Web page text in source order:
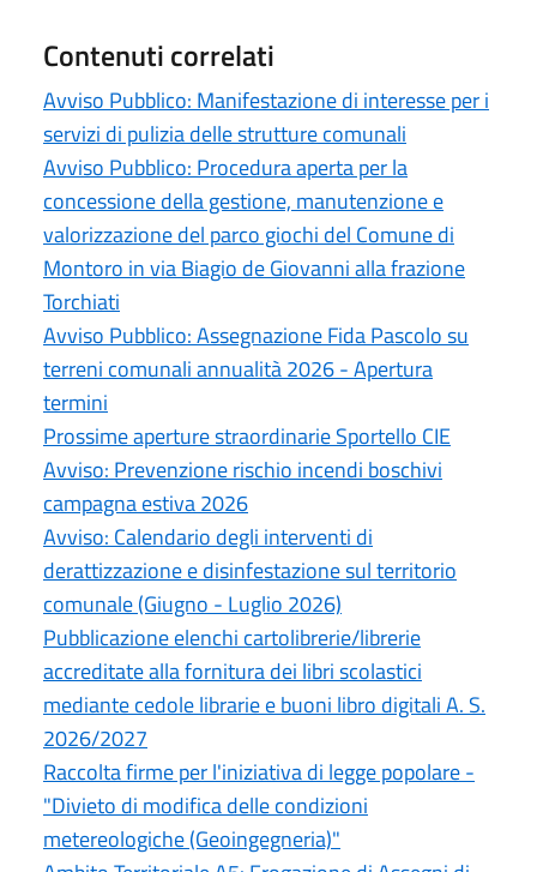
Contenuti correlati
Avviso Pubblico: Manifestazione di interesse per i
servizi di pulizia delle strutture comunali
Avviso Pubblico: Procedura aperta per la
concessione della gestione, manutenzione e
valorizzazione del parco giochi del Comune di
Montoro in via Biagio de Giovanni alla frazione
Torchiati
Avviso Pubblico: Assegnazione Fida Pascolo su
terreni comunali annualità 2026 - Apertura
termini
Prossime aperture straordinarie Sportello CIE
Avviso: Prevenzione rischio incendi boschivi
campagna estiva 2026
Avviso: Calendario degli interventi di
derattizzazione e disinfestazione sul territorio
comunale (Giugno - Luglio 2026)
Pubblicazione elenchi cartolibrerie/librerie
accreditate alla fornitura dei libri scolastici
mediante cedole librarie e buoni libro digitali A. S.
2026/2027
Raccolta firme per l'iniziativa di legge popolare -
"Divieto di modifica delle condizioni
metereologiche (Geoingegneria)"